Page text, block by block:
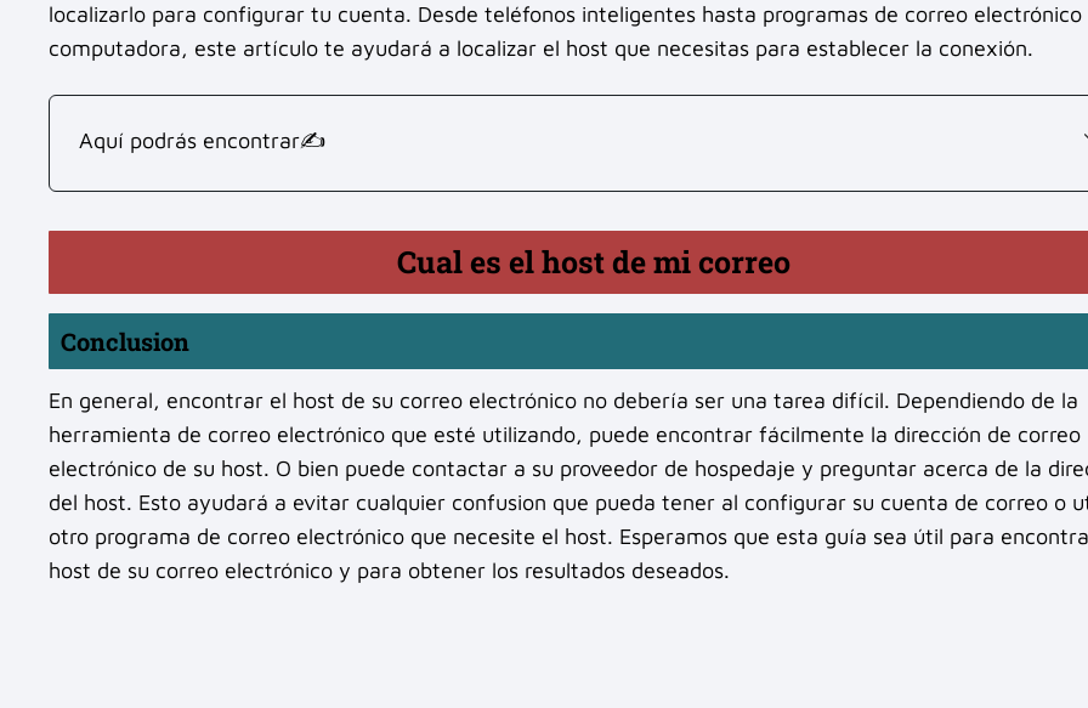
localizarlo para configurar tu cuenta. Desde teléfonos inteligentes hasta programas de correo electrónico
computadora, este artículo te ayudará a localizar el host que necesitas para establecer la conexión.
Aquí podrás encontrar✍
Cual es el host de mi correo
Conclusion
En general, encontrar el host de su correo electrónico no debería ser una tarea difícil. Dependiendo de la
herramienta de correo electrónico que esté utilizando, puede encontrar fácilmente la dirección de correo
electrónico de su host. O bien puede contactar a su proveedor de hospedaje y preguntar acerca de la
del host. Esto ayudará a evitar cualquier confusion que pueda tener al configurar su cuenta de correo o
otro programa de correo electrónico que necesite el host. Esperamos que esta guía sea útil para
host de su correo electrónico y para obtener los resultados deseados.